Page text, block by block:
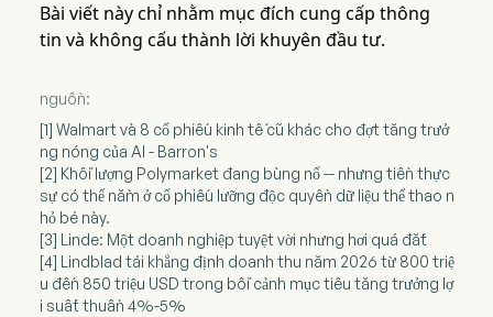
Bài viết này chỉ nhằm mục đích cung cấp thông
tin và không cấu thành lời khuyên đầu tư.
nguồn:
[1] Walmart và 8 cổ phiếu kinh tế cũ khác cho đợt tăng trưở
ng nóng của AI - Barron's
[2] Khối lượng Polymarket đang bùng nổ -- nhưng tiền thực
sự có thể nằm ở cổ phiếu lưỡng độc quyền dữ liệu thể thao n
hỏ bé này.
[3] Linde: Một doanh nghiệp tuyệt vời nhưng hơi quá đắt
[4] Lindblad tái khẳng định doanh thu năm 2026 từ 800 triệ
u đến 850 triệu USD trong bối cảnh mục tiêu tăng trưởng lợ
i suất thuần 4%-5%